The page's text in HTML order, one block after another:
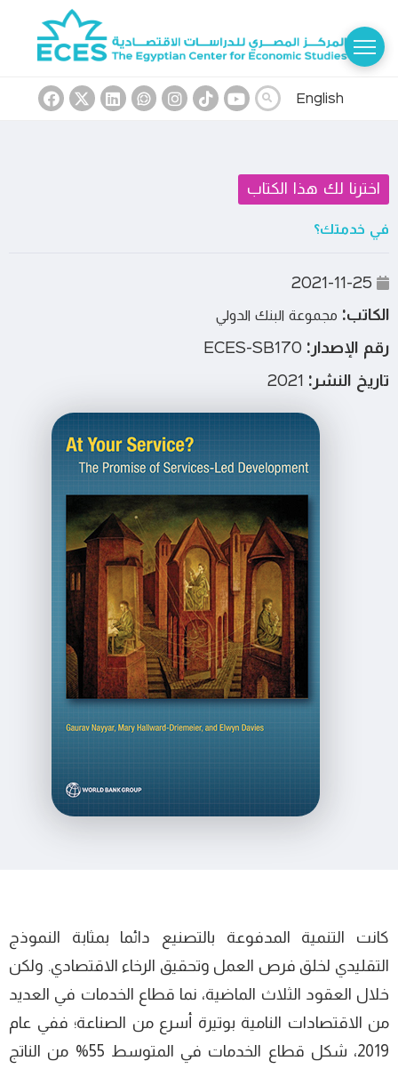
English
اخترنا لك هذا الكتاب
في خدمتك؟
الكاتب: مجموعة البنك الدولي
رقم الإصدار:
تاريخ النشر:
كانت التنمية المدفوعة بالتصنيع دائما بمثابة النموذج
التقليدي لخلق فرص العمل وتحقيق الرخاء الاقتصادي. ولكن
خلال العقود الثلاث الماضية، نما قطاع الخدمات في العديد
من الاقتصادات النامية بوتيرة أسرع من الصناعة؛ ففي عام
2019، شكل قطاع الخدمات في المتوسط 55% من الناتج